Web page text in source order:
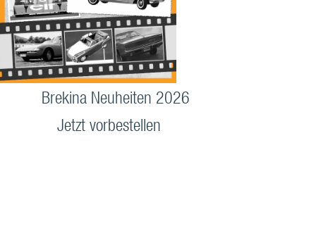
Brekina Neuheiten 2026
Jetzt vorbestellen